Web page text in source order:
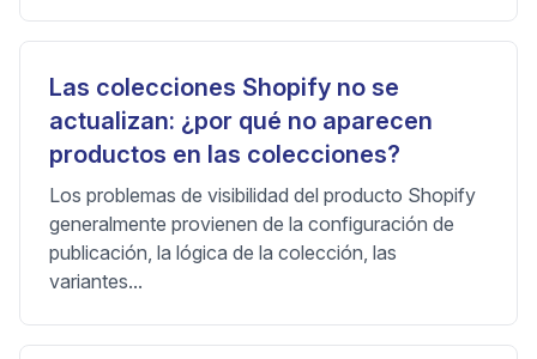
Las colecciones Shopify no se
actualizan: ¿por qué no aparecen
productos en las colecciones?
Los problemas de visibilidad del producto Shopify
generalmente provienen de la configuración de
publicación, la lógica de la colección, las
variantes...